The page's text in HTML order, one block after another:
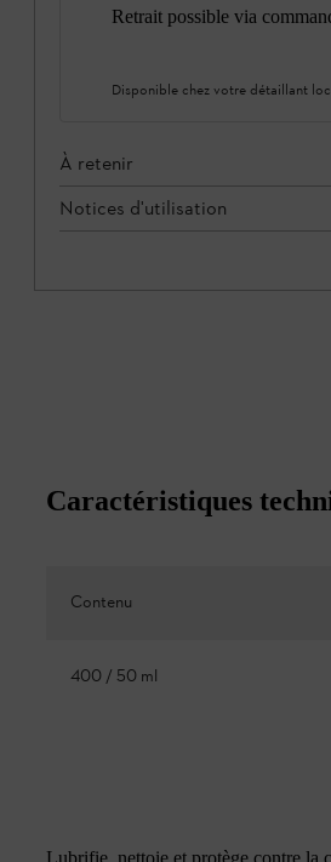
Retrait possible via
Disponible chez votre détaillant
À retenir
Notices d'utilisation
Caractéristiques
Contenu
400 / 50 ml
Lubrifie, nettoie et protège contre la